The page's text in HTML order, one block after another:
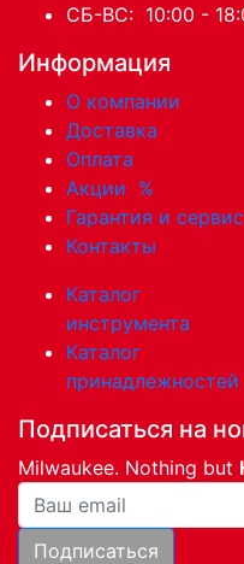
СБ-ВС: 10:00 -
Информация
О компании
Доставка
Оплата
Акции %
Гарантия и сервис
Контакты
Каталог
инструмента
Каталог
принадлежностей
Подписаться на
Milwaukee. Nothing but
Ваша почта
Подписаться